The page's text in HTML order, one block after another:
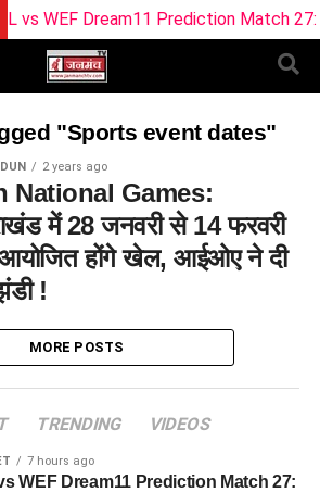
WEF Dream11 Prediction Match 27:
"Sports event dates"
2 years ago
National Games:
में 28 जनवरी से 14 फरवरी
होंगे खेल, आईओए ने दी
!
MORE POSTS
TRENDING VIDEOS
7 hours ago
WEF Dream11 Prediction Match 27: